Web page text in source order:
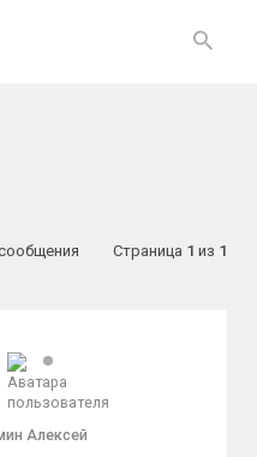
Страница 1 из 1
Алексей